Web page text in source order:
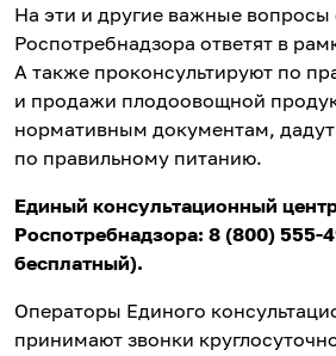
На эти и другие важные вопросы
Роспотребнадзора ответят в
А также проконсультируют по
и продажи плодоовощной
нормативным документам,
по правильному питанию.
Единый консультационный
Роспотребнадзора: 8 (800) 555-
бесплатный).
Операторы Единого
принимают звонки